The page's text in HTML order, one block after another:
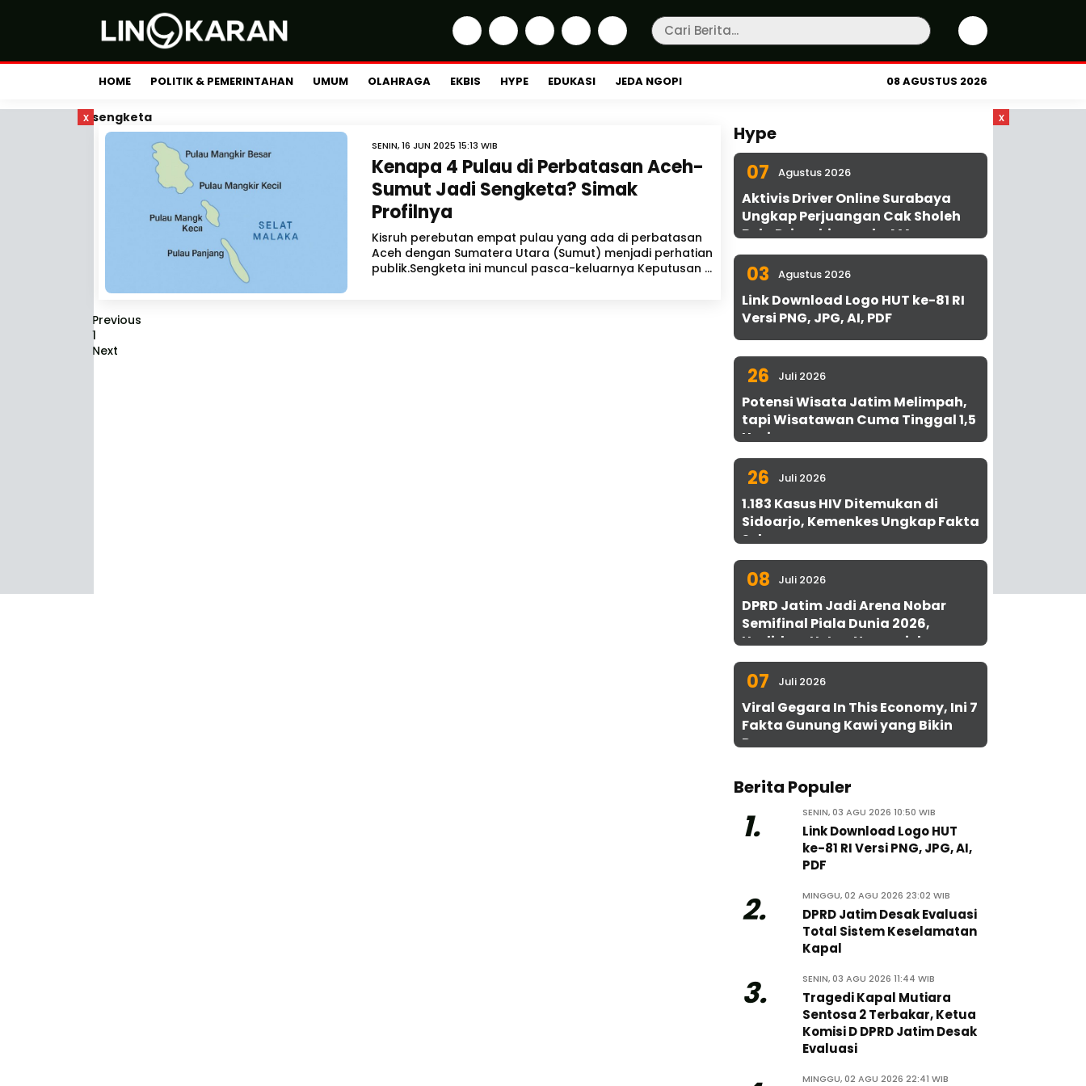
HOME POLITIK & PEMERINTAHAN UMUM OLAHRAGA EKBIS HYPE EDUKASI JEDA NGOPI 08 AGUSTUS 2026
x x
sengketa
SENIN, 16 JUN 2025 15:13 WIB
Kenapa 4 Pulau di Perbatasan Aceh-
Sumut Jadi Sengketa? Simak
Profilnya
Kisruh perebutan empat pulau yang ada di perbatasan
Aceh dengan Sumatera Utara (Sumut) menjadi perhatian
publik.Sengketa ini muncul pasca-keluarnya Keputusan ...
Previous
1
Next
Hype
07 Agustus 2026
Aktivis Driver Online Surabaya
Ungkap Perjuangan Cak Sholeh
Bela Driver hingga ke MA
03 Agustus 2026
Link Download Logo HUT ke-81 RI
Versi PNG, JPG, AI, PDF
26 Juli 2026
Potensi Wisata Jatim Melimpah,
tapi Wisatawan Cuma Tinggal 1,5
Hari
26 Juli 2026
1.183 Kasus HIV Ditemukan di
Sidoarjo, Kemenkes Ungkap Fakta
Sebenarnya
08 Juli 2026
DPRD Jatim Jadi Arena Nobar
Semifinal Piala Dunia 2026,
Hadirkan Uston Nawawi dan
UMKM Gratis untuk 1.000 Warga
07 Juli 2026
Viral Gegara In This Economy, Ini 7
Fakta Gunung Kawi yang Bikin
Penasaran
Berita Populer
1. SENIN, 03 AGU 2026 10:50 WIB
Link Download Logo HUT
ke-81 RI Versi PNG, JPG, AI,
PDF
2. MINGGU, 02 AGU 2026 23:02 WIB
DPRD Jatim Desak Evaluasi
Total Sistem Keselamatan
Kapal
3. SENIN, 03 AGU 2026 11:44 WIB
Tragedi Kapal Mutiara
Sentosa 2 Terbakar, Ketua
Komisi D DPRD Jatim Desak
Evaluasi
MINGGU, 02 AGU 2026 22:41 WIB